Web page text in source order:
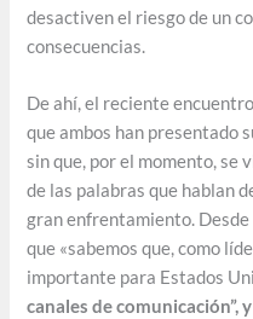
desactiven el riesgo de un
consecuencias.
De ahí, el reciente
que ambos han presentado
sin que, por el momento, se
de las palabras que hablan
gran enfrentamiento. Desde
que «sabemos que, como
importante para Estados
canales de comunicación”,